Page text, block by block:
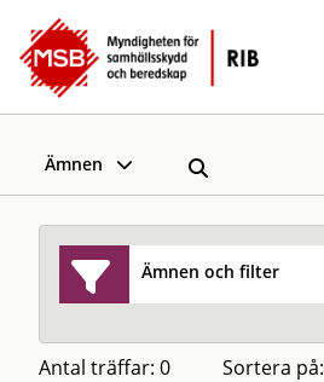
Ämnen
Ämnen och filter
Antal träffar: 0 Sortera på: